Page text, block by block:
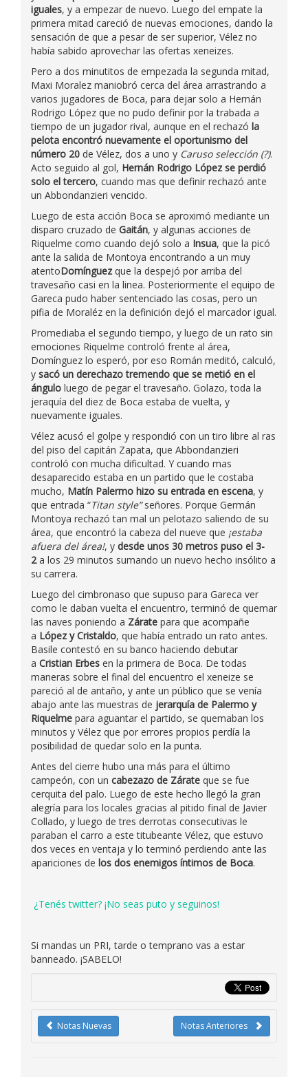
iguales, y a empezar de nuevo. Luego del empate la
primera mitad careció de nuevas emociones, dando la
sensación de que a pesar de ser superior, Vélez no
había sabido aprovechar las ofertas xeneizes.
Pero a dos minutitos de empezada la segunda mitad,
Maxi Moralez maniobró cerca del área arrastrando a
varios jugadores de Boca, para dejar solo a Hernán
Rodrigo López que no pudo definir por la trabada a
tiempo de un jugador rival, aunque en el rechazó la
pelota encontró nuevamente el oportunismo del
número 20 de Vélez, dos a uno y Caruso selección (?).
Acto seguido al gol, Hernán Rodrigo López se perdió
solo el tercero, cuando mas que definir rechazó ante
un Abbondanzieri vencido.
Luego de esta acción Boca se aproximó mediante un
disparo cruzado de Gaitán, y algunas acciones de
Riquelme como cuando dejó solo a Insua, que la picó
ante la salida de Montoya encontrando a un muy
atentoDomínguezque la despejó por arriba del
travesaño casi en la linea. Posteriormente el equipo de
Gareca pudo haber sentenciado las cosas, pero un
pifia de Moraléz en la definición dejó el marcador igual.
Promediaba el segundo tiempo, y luego de un rato sin
emociones Riquelme controló frente al área,
Domínguez lo esperó, por eso Román meditó, calculó,
y sacó un derechazo tremendo que se metió en el
ángulo luego de pegar el travesaño. Golazo, toda la
jeraquía del diez de Boca estaba de vuelta, y
nuevamente iguales.
Vélez acusó el golpe y respondió con un tiro libre al ras
del piso del capitán Zapata, que Abbondanzieri
controló con mucha dificultad. Y cuando mas
desaparecido estaba en un partido que le costaba
mucho, Matín Palermo hizo su entrada en escena, y
que entrada “Titan style”señores. Porque Germán
Montoya rechazó tan mal un pelotazo saliendo de su
área, que encontró la cabeza del nueve que ¡estaba
afuera del área!, y desde unos 30 metros puso el 3-
2a los 29 minutos sumando un nuevo hecho insólito a
su carrera.
Luego del cimbronaso que supuso para Gareca ver
como le daban vuelta el encuentro, terminó de quemar
las naves poniendo a Zárate para que acompañe
a López y Cristaldo, que había entrado un rato antes.
Basile contestó en su banco haciendo debutar
a Cristian Erbes en la primera de Boca. De todas
maneras sobre el final del encuentro el xeneize se
pareció al de antaño, y ante un público que se venía
abajo ante las muestras de jerarquía de Palermo y
Riquelme para aguantar el partido, se quemaban los
minutos y Vélez que por errores propios perdía la
posibilidad de quedar solo en la punta.
Antes del cierre hubo una más para el último
campeón, con un cabezazo de Zárate que se fue
cerquita del palo. Luego de este hecho llegó la gran
alegría para los locales gracias al pitido final de Javier
Collado, y luego de tres derrotas consecutivas le
paraban el carro a este titubeante Vélez, que estuvo
dos veces en ventaja y lo terminó perdiendo ante las
apariciones de los dos enemigos íntimos de Boca.
¿Tenés twitter? ¡No seas puto y seguinos!
Si mandas un PRI, tarde o temprano vas a estar
banneado. ¡SABELO!
Notas Anteriores
Notas Nuevas